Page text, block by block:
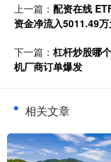
上一篇： 配资在线
资金净流入5011.49
下一篇： 杠杆炒股哪
机厂商订单爆发
相关文章